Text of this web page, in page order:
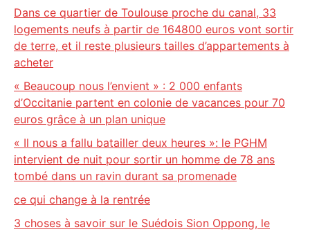
Dans ce quartier de Toulouse proche du canal, 33
logements neufs à partir de 164800 euros vont sortir
de terre, et il reste plusieurs tailles d’appartements à
acheter
« Beaucoup nous l’envient » : 2 000 enfants
d’Occitanie partent en colonie de vacances pour 70
euros grâce à un plan unique
« Il nous a fallu batailler deux heures »: le PGHM
intervient de nuit pour sortir un homme de 78 ans
tombé dans un ravin durant sa promenade
ce qui change à la rentrée
3 choses à savoir sur le Suédois Sion Oppong, le